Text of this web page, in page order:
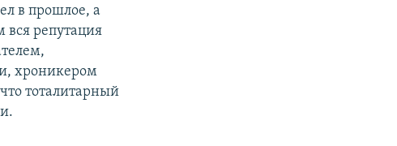
в прошлое, а
вся репутация
хроникером
тоталитарный